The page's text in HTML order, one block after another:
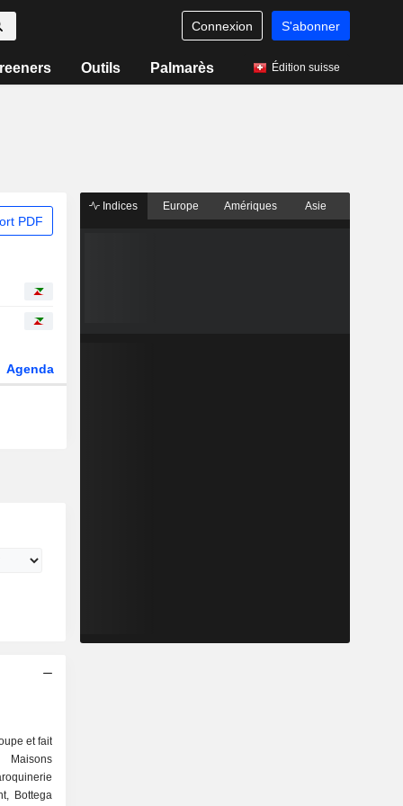
Connexion S'abonner
Outils Palmarès Édition suisse
PDF
Agenda
et fait
Bottega
Indices Europe Amériques Asie